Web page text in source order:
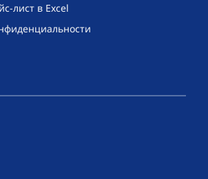
лист в Excel